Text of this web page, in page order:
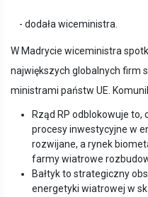
- dodała wiceministra.
W Madrycie wiceministra
największych globalnych firm
ministrami państw UE.
Rząd RP odblokowuje to,
procesy inwestycyjne w
rozwijane, a rynek
farmy wiatrowe
Bałtyk to strategiczny
energetyki wiatrowej w